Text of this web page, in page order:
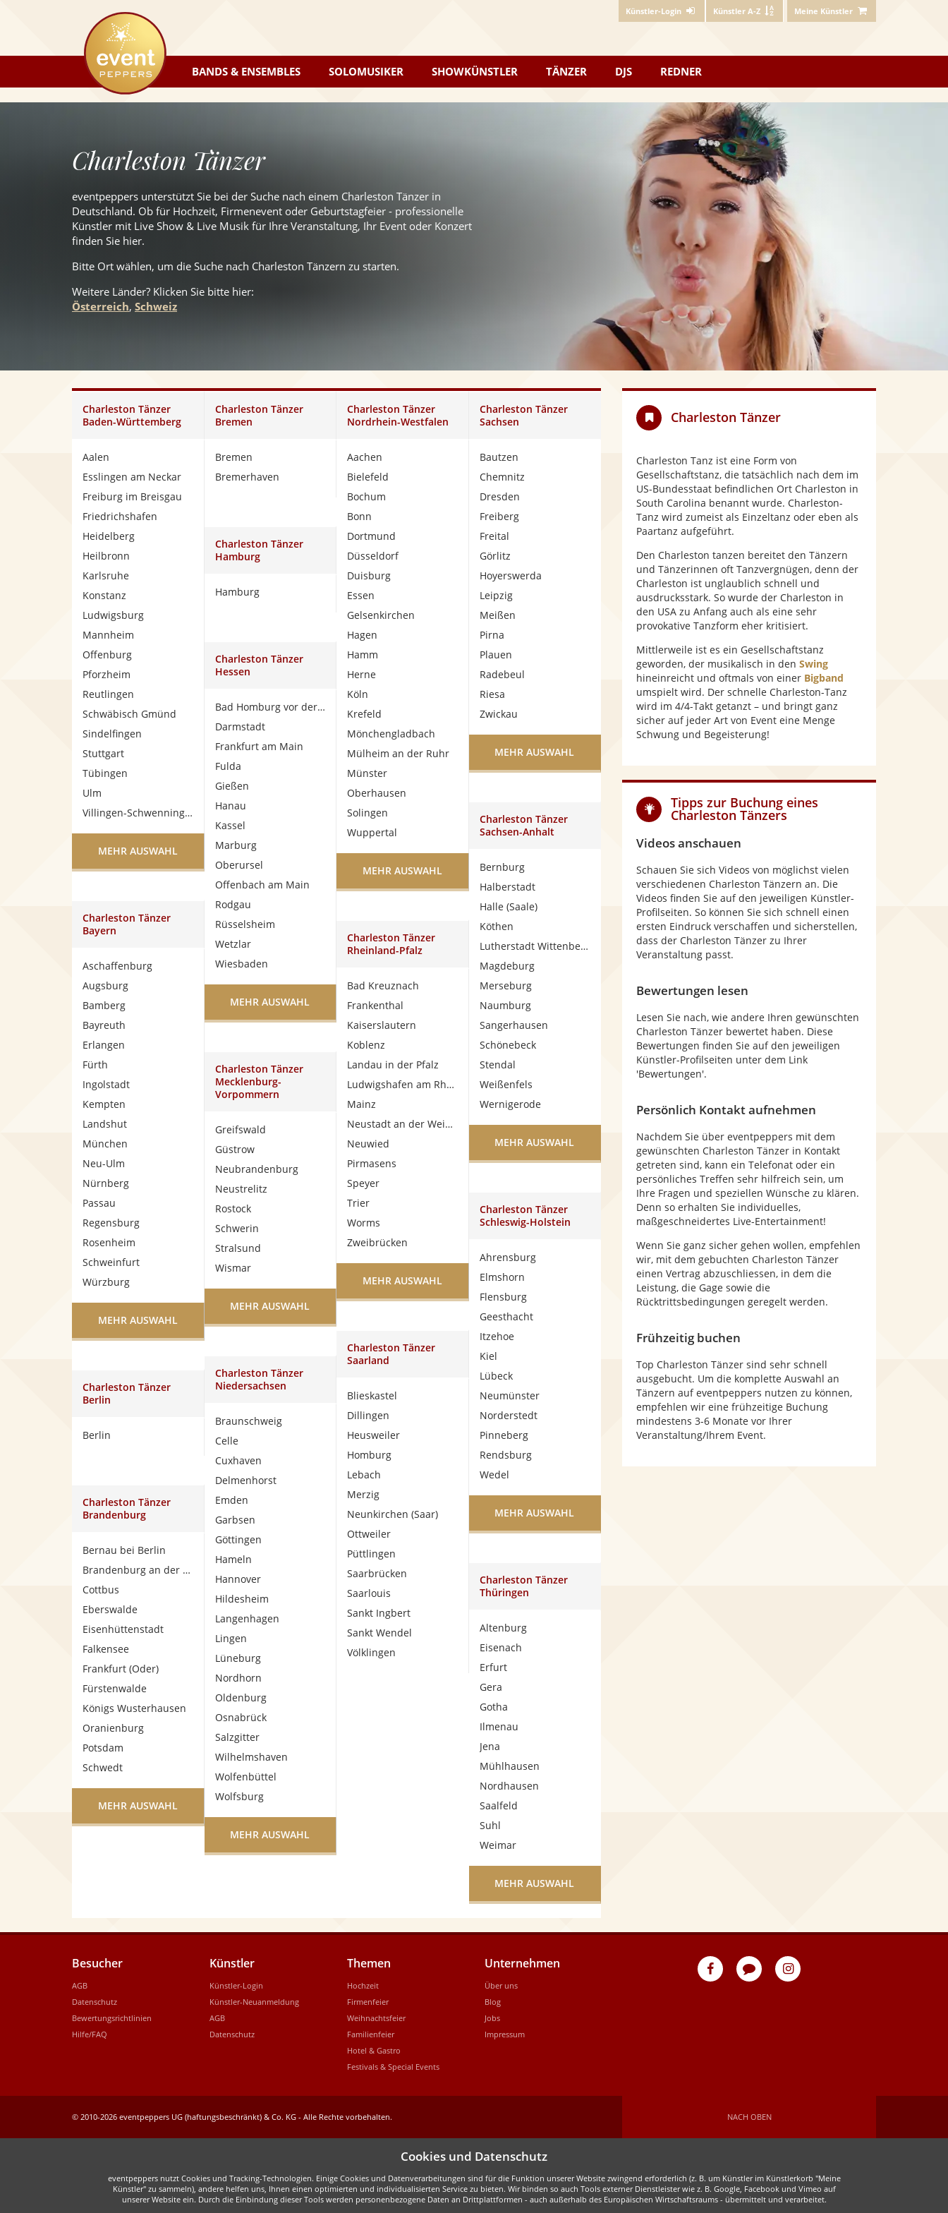
Künstler-Login Künstler A-Z Meine Künstler
eventpeppers
BANDS & ENSEMBLES SOLOMUSIKER SHOWKÜNSTLER TÄNZER DJS REDNER
Charleston Tänzer
eventpeppers unterstützt Sie bei der Suche nach einem Charleston Tänzer in
Deutschland. Ob für Hochzeit, Firmenevent oder Geburtstagfeier - professionelle
Künstler mit Live Show & Live Musik für Ihre Veranstaltung, Ihr Event oder Konzert
finden Sie hier.
Bitte Ort wählen, um die Suche nach Charleston Tänzern zu starten.
Weitere Länder? Klicken Sie bitte hier:
Österreich, Schweiz
Charleston Tänzer
Baden-Württemberg
Aalen
Esslingen am Neckar
Freiburg im Breisgau
Friedrichshafen
Heidelberg
Heilbronn
Karlsruhe
Konstanz
Ludwigsburg
Mannheim
Offenburg
Pforzheim
Reutlingen
Schwäbisch Gmünd
Sindelfingen
Stuttgart
Tübingen
Ulm
Villingen-Schwenningen
MEHR AUSWAHL
Charleston Tänzer
Bayern
Aschaffenburg
Augsburg
Bamberg
Bayreuth
Erlangen
Fürth
Ingolstadt
Kempten
Landshut
München
Neu-Ulm
Nürnberg
Passau
Regensburg
Rosenheim
Schweinfurt
Würzburg
MEHR AUSWAHL
Charleston Tänzer
Berlin
Berlin
Charleston Tänzer
Brandenburg
Bernau bei Berlin
Brandenburg an der Havel
Cottbus
Eberswalde
Eisenhüttenstadt
Falkensee
Frankfurt (Oder)
Fürstenwalde
Königs Wusterhausen
Oranienburg
Potsdam
Schwedt
MEHR AUSWAHL
Charleston Tänzer
Bremen
Bremen
Bremerhaven
Charleston Tänzer
Hamburg
Hamburg
Charleston Tänzer
Hessen
Bad Homburg vor der Höhe
Darmstadt
Frankfurt am Main
Fulda
Gießen
Hanau
Kassel
Marburg
Oberursel
Offenbach am Main
Rodgau
Rüsselsheim
Wetzlar
Wiesbaden
MEHR AUSWAHL
Charleston Tänzer
Mecklenburg-
Vorpommern
Greifswald
Güstrow
Neubrandenburg
Neustrelitz
Rostock
Schwerin
Stralsund
Wismar
MEHR AUSWAHL
Charleston Tänzer
Niedersachsen
Braunschweig
Celle
Cuxhaven
Delmenhorst
Emden
Garbsen
Göttingen
Hameln
Hannover
Hildesheim
Langenhagen
Lingen
Lüneburg
Nordhorn
Oldenburg
Osnabrück
Salzgitter
Wilhelmshaven
Wolfenbüttel
Wolfsburg
MEHR AUSWAHL
Charleston Tänzer
Nordrhein-Westfalen
Aachen
Bielefeld
Bochum
Bonn
Dortmund
Düsseldorf
Duisburg
Essen
Gelsenkirchen
Hagen
Hamm
Herne
Köln
Krefeld
Mönchengladbach
Mülheim an der Ruhr
Münster
Oberhausen
Solingen
Wuppertal
MEHR AUSWAHL
Charleston Tänzer
Rheinland-Pfalz
Bad Kreuznach
Frankenthal
Kaiserslautern
Koblenz
Landau in der Pfalz
Ludwigshafen am Rhein
Mainz
Neustadt an der Weinstraße
Neuwied
Pirmasens
Speyer
Trier
Worms
Zweibrücken
MEHR AUSWAHL
Charleston Tänzer
Saarland
Blieskastel
Dillingen
Heusweiler
Homburg
Lebach
Merzig
Neunkirchen (Saar)
Ottweiler
Püttlingen
Saarbrücken
Saarlouis
Sankt Ingbert
Sankt Wendel
Völklingen
Charleston Tänzer
Sachsen
Bautzen
Chemnitz
Dresden
Freiberg
Freital
Görlitz
Hoyerswerda
Leipzig
Meißen
Pirna
Plauen
Radebeul
Riesa
Zwickau
MEHR AUSWAHL
Charleston Tänzer
Sachsen-Anhalt
Bernburg
Halberstadt
Halle (Saale)
Köthen
Lutherstadt Wittenberg
Magdeburg
Merseburg
Naumburg
Sangerhausen
Schönebeck
Stendal
Weißenfels
Wernigerode
MEHR AUSWAHL
Charleston Tänzer
Schleswig-Holstein
Ahrensburg
Elmshorn
Flensburg
Geesthacht
Itzehoe
Kiel
Lübeck
Neumünster
Norderstedt
Pinneberg
Rendsburg
Wedel
MEHR AUSWAHL
Charleston Tänzer
Thüringen
Altenburg
Eisenach
Erfurt
Gera
Gotha
Ilmenau
Jena
Mühlhausen
Nordhausen
Saalfeld
Suhl
Weimar
MEHR AUSWAHL
Charleston Tänzer
Charleston Tanz ist eine Form von
Gesellschaftstanz, die tatsächlich nach dem im
US-Bundesstaat befindlichen Ort Charleston in
South Carolina benannt wurde. Charleston-
Tanz wird zumeist als Einzeltanz oder eben als
Paartanz aufgeführt.
Den Charleston tanzen bereitet den Tänzern
und Tänzerinnen oft Tanzvergnügen, denn der
Charleston ist unglaublich schnell und
ausdrucksstark. So wurde der Charleston in
den USA zu Anfang auch als eine sehr
provokative Tanzform eher kritisiert.
Mittlerweile ist es ein Gesellschaftstanz
geworden, der musikalisch in den Swing
hineinreicht und oftmals von einer Bigband
umspielt wird. Der schnelle Charleston-Tanz
wird im 4/4-Takt getanzt – und bringt ganz
sicher auf jeder Art von Event eine Menge
Schwung und Begeisterung!
Tipps zur Buchung eines
Charleston Tänzers
Videos anschauen
Schauen Sie sich Videos von möglichst vielen
verschiedenen Charleston Tänzern an. Die
Videos finden Sie auf den jeweiligen Künstler-
Profilseiten. So können Sie sich schnell einen
ersten Eindruck verschaffen und sicherstellen,
dass der Charleston Tänzer zu Ihrer
Veranstaltung passt.
Bewertungen lesen
Lesen Sie nach, wie andere Ihren gewünschten
Charleston Tänzer bewertet haben. Diese
Bewertungen finden Sie auf den jeweiligen
Künstler-Profilseiten unter dem Link
'Bewertungen'.
Persönlich Kontakt aufnehmen
Nachdem Sie über eventpeppers mit dem
gewünschten Charleston Tänzer in Kontakt
getreten sind, kann ein Telefonat oder ein
persönliches Treffen sehr hilfreich sein, um
Ihre Fragen und speziellen Wünsche zu klären.
Denn so erhalten Sie individuelles,
maßgeschneidertes Live-Entertainment!
Wenn Sie ganz sicher gehen wollen, empfehlen
wir, mit dem gebuchten Charleston Tänzer
einen Vertrag abzuschliessen, in dem die
Leistung, die Gage sowie die
Rücktrittsbedingungen geregelt werden.
Frühzeitig buchen
Top Charleston Tänzer sind sehr schnell
ausgebucht. Um die komplette Auswahl an
Tänzern auf eventpeppers nutzen zu können,
empfehlen wir eine frühzeitige Buchung
mindestens 3-6 Monate vor Ihrer
Veranstaltung/Ihrem Event.
eventpeppersBlog
eventpeppers
Besucher
AGB
Datenschutz
Bewertungsrichtlinien
Hilfe/FAQ
Künstler
Künstler-Login
Künstler-Neuanmeldung
AGB
Datenschutz
Themen
Hochzeit
Firmenfeier
Weihnachtsfeier
Familienfeier
Hotel & Gastro
Festivals & Special Events
Unternehmen
Über uns
Blog
Jobs
Impressum
NACH OBEN
© 2010-2026 eventpeppers UG (haftungsbeschränkt) & Co. KG - Alle Rechte vorbehalten.
Cookies und Datenschutz
eventpeppers nutzt Cookies und Tracking-Technologien. Einige Cookies und Datenverarbeitungen sind für die Funktion unserer Website zwingend erforderlich (z. B. um Künstler im Künstlerkorb "Meine
Künstler" zu sammeln), andere helfen uns, Ihnen einen optimierten und individualisierten Service zu bieten. Wir binden so auch Tools externer Dienstleister wie z. B. Google, Facebook und Vimeo auf
unserer Website ein. Durch die Einbindung dieser Tools werden personenbezogene Daten an Drittplattformen - auch außerhalb des Europäischen Wirtschaftsraums - übermittelt und verarbeitet.